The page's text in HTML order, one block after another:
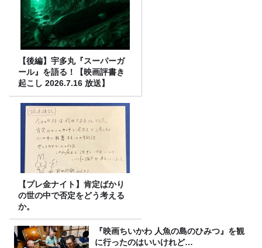
【後編】宇多丸『スーパーガ
ール』を語る！【映画評書き
起こし 2026.7.16 放送】
【プレ金ナイト】肯定ばかり
の世の中で否定をどう考える
か。
『映画ちいかわ 人魚の島のひみつ』を観
に行ったのはいいけれど…